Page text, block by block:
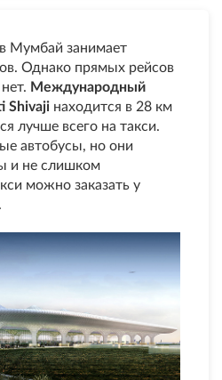
Мумбай занимает
Однако прямых рейсов
Международный
Shivaji находится в 28 км
лучше всего на такси.
автобусы, но они
и не слишком
можно заказать у